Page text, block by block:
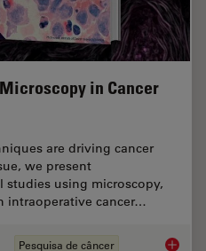
in Cancer
are driving cancer
we present
using microscopy,
intraoperative cancer…
Pesquisa de câncer